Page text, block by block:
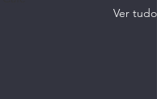
Ver tudo